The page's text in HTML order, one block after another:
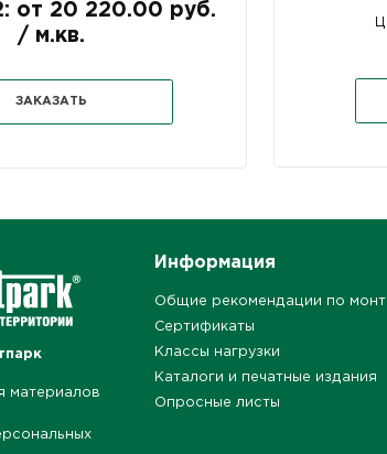
от 20 220.00 руб.
/ м.кв.
ЗАКАЗАТЬ
материалов
Информация
Общие рекомендации по
Сертификаты
Классы нагрузки
Каталоги и печатные издания
Опросные листы